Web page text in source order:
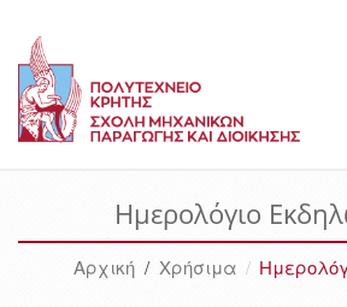
Ημερολόγιο
Αρχική / Χρήσιμα